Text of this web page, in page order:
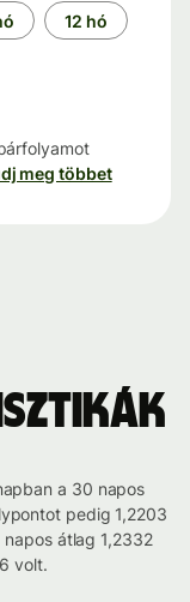
12 hó
meg többet
a 30 napos
pedig 1,2203
átlag 1,2332
volt.